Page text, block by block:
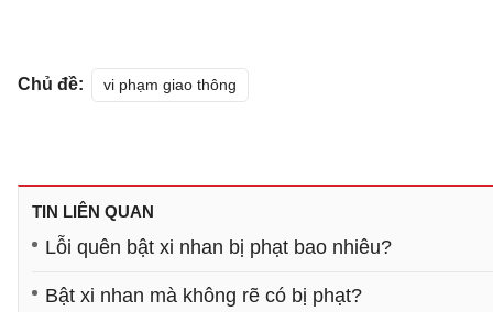
Chủ đề: vi phạm giao thông
TIN LIÊN QUAN
Lỗi quên bật xi nhan bị phạt bao nhiêu?
Bật xi nhan mà không rẽ có bị phạt?